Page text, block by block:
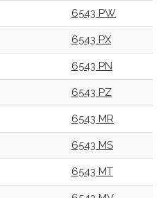
6543 PW
6543 PX
6543 PN
6543 PZ
6543 MR
6543 MS
6543 MT